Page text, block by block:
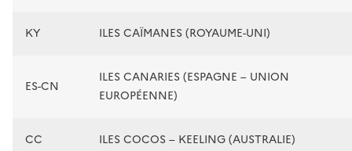
KY ILES CAÏMANES (ROYAUME-UNI)
ES-CN
ILES CANARIES (ESPAGNE – UNION
EUROPÉENNE)
CC ILES COCOS – KEELING (AUSTRALIE)